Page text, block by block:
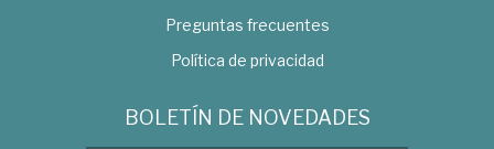
Preguntas frecuentes
Política de privacidad
BOLETÍN DE NOVEDADES